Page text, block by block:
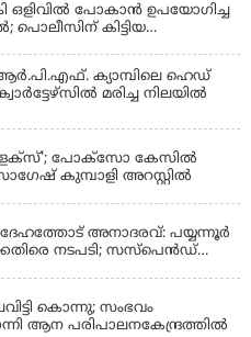
പോകാൻ ഉപയോഗിച്ച
പൊലീസിന് കിട്ടിയ
ക്യാമ്പിലെ ഹെഡ്
മരിച്ച നിലയിൽ
പോക്സോ കേസിൽ
കുമ്പാളി അറസ്റ്റിൽ
അനാദരവ്: പയ്യന്നൂർ
നടപടി; സസ്പെൻഡ്
കൊന്നു; സംഭവം
ആന പരിപാലനകേന്ദ്രത്തിൽ